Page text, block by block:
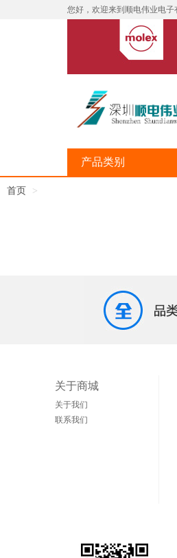
您好，欢迎来到顺电伟业电子
产品类别
首页
关于商城
关于我们
联系我们